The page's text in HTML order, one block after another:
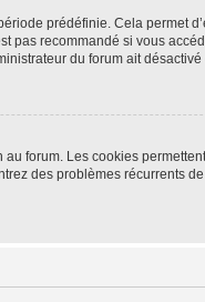
prédéfinie. Cela permet
pas recommandé si vous
du forum ait
forum. Les cookies
des problèmes récurrents